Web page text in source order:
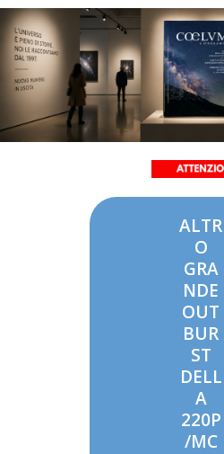
ALTR
O
GRA
NDE
OUT
BUR
ST
DELL
A
220P
/MC